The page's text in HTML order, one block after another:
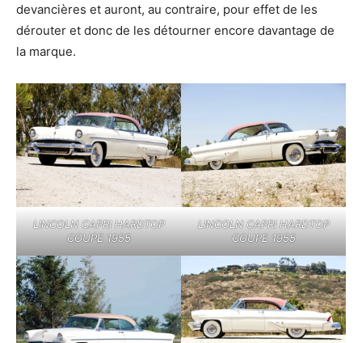
devancières et auront, au contraire, pour effet de les
dérouter et donc de les détourner encore davantage de
la marque.
LINCOLN CAPRI HARDTOP
COUPE 1955
LINCOLN CAPRI HARDTOP
COUPE 1955